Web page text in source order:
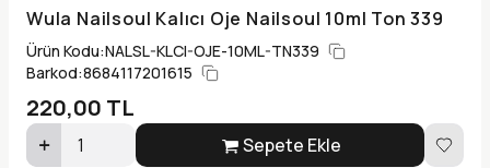
Wula Nailsoul Kalıcı Oje Nailsoul 10ml Ton 339
Ürün Kodu:NALSL-KLCI-OJE-10ML-TN339
Barkod:8684117201615
220,00 TL
Sepete Ekle